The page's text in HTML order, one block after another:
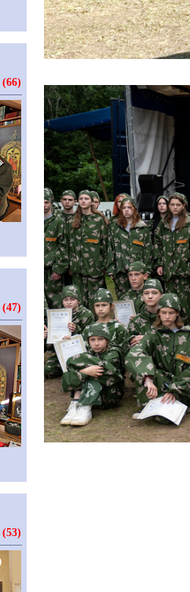
(66)
(47)
(53)